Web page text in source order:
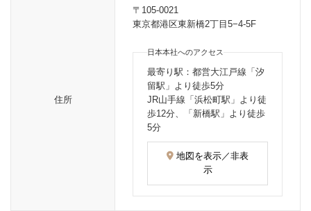
住所
〒105-0021
東京都港区東新橋2丁目5−4-5F
日本本社へのアクセス
最寄り駅：都営大江戸線「汐
留駅」より徒歩5分
JR山手線「浜松町駅」より徒
歩12分、「新橋駅」より徒歩
5分
地図を表示／非表
示